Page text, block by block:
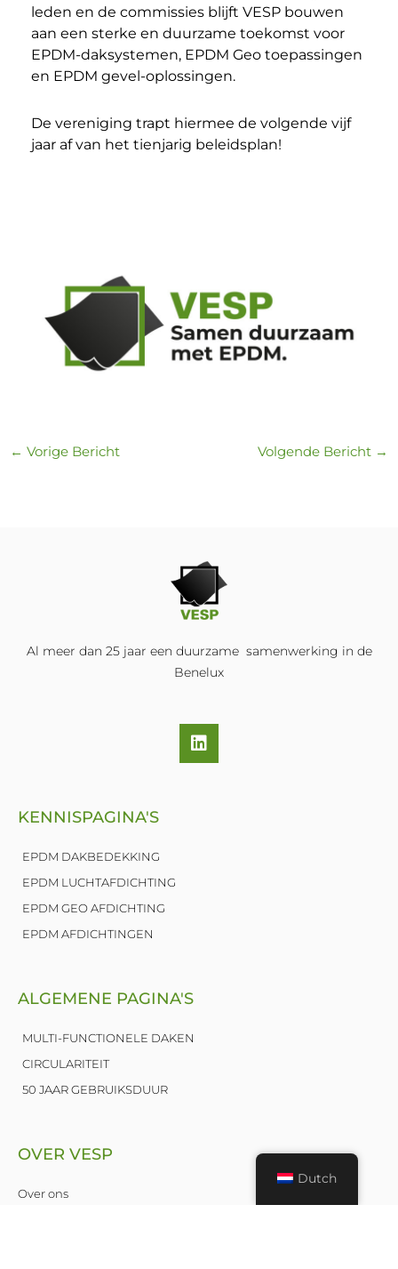
leden en de commissies blijft VESP bouwen
aan een sterke en duurzame toekomst voor
EPDM-daksystemen, EPDM Geo toepassingen
en EPDM gevel-oplossingen.
De vereniging trapt hiermee de volgende vijf
jaar af van het tienjarig beleidsplan!
← Vorige Bericht Volgende Bericht →
Al meer dan 25 jaar een duurzame samenwerking in de
Benelux
L
i
n
KENNISPAGINA'S
EPDM DAKBEDEKKING
EPDM LUCHTAFDICHTING
EPDM GEO AFDICHTING
EPDM AFDICHTINGEN
ALGEMENE PAGINA'S
MULTI-FUNCTIONELE DAKEN
CIRCULARITEIT
50 JAAR GEBRUIKSDUUR
OVER VESP
Over ons
Dutch